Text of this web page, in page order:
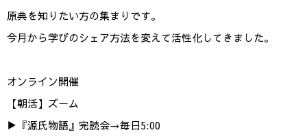
原典を知りたい方の集まりです。
今月から学びのシェア方法を変えて活性化してきました。
オンライン開催
【朝活】ズーム
▶︎『源氏物語』完読会→毎日5:00